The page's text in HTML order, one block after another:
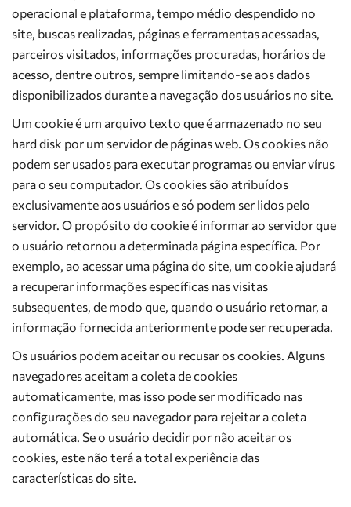
operacional e plataforma, tempo médio despendido no
site, buscas realizadas, páginas e ferramentas acessadas,
parceiros visitados, informações procuradas, horários de
acesso, dentre outros, sempre limitando-se aos dados
disponibilizados durante a navegação dos usuários no site.
Um cookie é um arquivo texto que é armazenado no seu
hard disk por um servidor de páginas web. Os cookies não
podem ser usados para executar programas ou enviar vírus
para o seu computador. Os cookies são atribuídos
exclusivamente aos usuários e só podem ser lidos pelo
servidor. O propósito do cookie é informar ao servidor que
o usuário retornou a determinada página específica. Por
exemplo, ao acessar uma página do site, um cookie ajudará
a recuperar informações específicas nas visitas
subsequentes, de modo que, quando o usuário retornar, a
informação fornecida anteriormente pode ser recuperada.
Os usuários podem aceitar ou recusar os cookies. Alguns
navegadores aceitam a coleta de cookies
automaticamente, mas isso pode ser modificado nas
configurações do seu navegador para rejeitar a coleta
automática. Se o usuário decidir por não aceitar os
cookies, este não terá a total experiência das
características do site.